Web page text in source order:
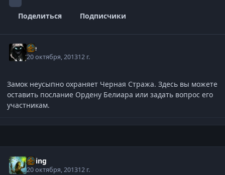
Поделиться Подписчики
Ice
20 октября, 201312 г.
Замок неусыпно охраняет Черная Стража. Здесь вы можете
оставить послание Ордену Белиара или задать вопрос его
участникам.
Elring
20 октября, 201312 г.